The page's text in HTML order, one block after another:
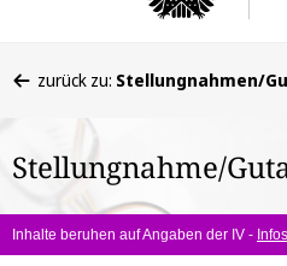
befinden
hier:
zurück zu: Stellungnahmen/
Stellungnahme/
Inhalte beruhen auf Angaben der IV - Infos